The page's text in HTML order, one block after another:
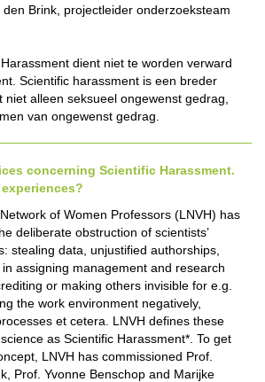
Brink, projectleider onderzoeksteam
dient niet te worden verward
Scientific harassment is een breder
alleen seksueel ongewenst gedrag,
van ongewenst gedrag.
concerning Scientific Harassment.
of Women Professors (LNVH) has
deliberate obstruction of scientists’
stealing data, unjustified authorships,
assigning management and research
or making others invisible for e.g.
the work environment negatively,
et cetera. LNVH defines these
as Scientific Harassment*. To get
LNVH has commissioned Prof.
Prof. Yvonne Benschop and Marijke